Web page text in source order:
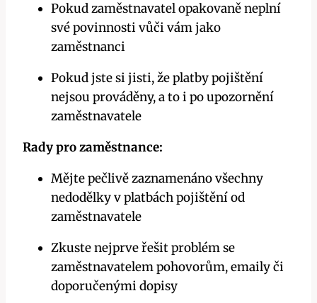
Pokud zaměstnavatel opakovaně neplní
své povinnosti vůči vám jako
zaměstnanci
Pokud jste si jisti, že platby pojištění
nejsou prováděny, a to i po upozornění
zaměstnavatele
Rady pro zaměstnance:
Mějte pečlivě zaznamenáno všechny
nedodělky v platbách pojištění od
zaměstnavatele
Zkuste nejprve řešit problém se
zaměstnavatelem pohovorům, emaily či
doporučenými dopisy